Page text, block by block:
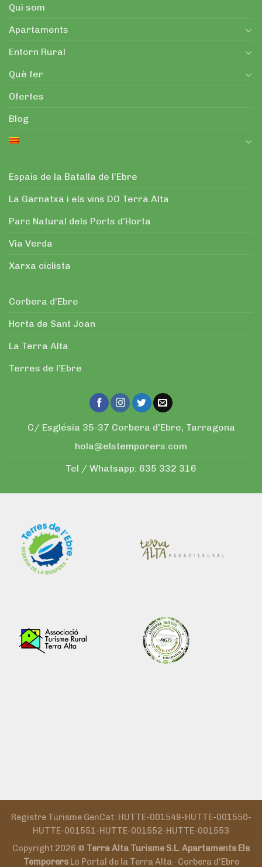
Qui som
Apartaments
Entorn Rural
Què fer
Ofertes
Blog
Espais de la Batalla de l’Ebre
La Garnatxa i els vins DO Terra Alta
Parc Natural dels Ports d’Horta
Via Verda
Xarxa ciclista
Corbera d’Ebre
Horta de Sant Joan
La Terra Alta
Terres de l’Ebre
C/ Església 35-37 Corbera d'Ebre, Tarragona
hola@elstemporers.com
Tel / Whatsapp: 635 332 316
Registre Turisme GenCat: HUTTE-001549-HUTTE-001550-
HUTTE-001551-HUTTE-001552-HUTTE-001553
Copyright 2026 © Terra Alta Turisme S.L. Apartaments Els
TemporersLo Portal de la Terra Alta · Corbera d'Ebre